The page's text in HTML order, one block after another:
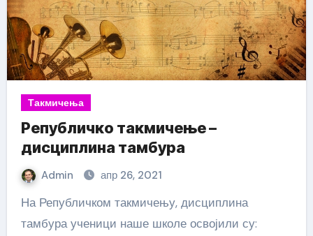
Такмичења
Републичко такмичење –
дисциплина тамбура
Admin апр 26, 2021
На Републичком такмичењу, дисциплина
тамбура ученици наше школе освојили су: